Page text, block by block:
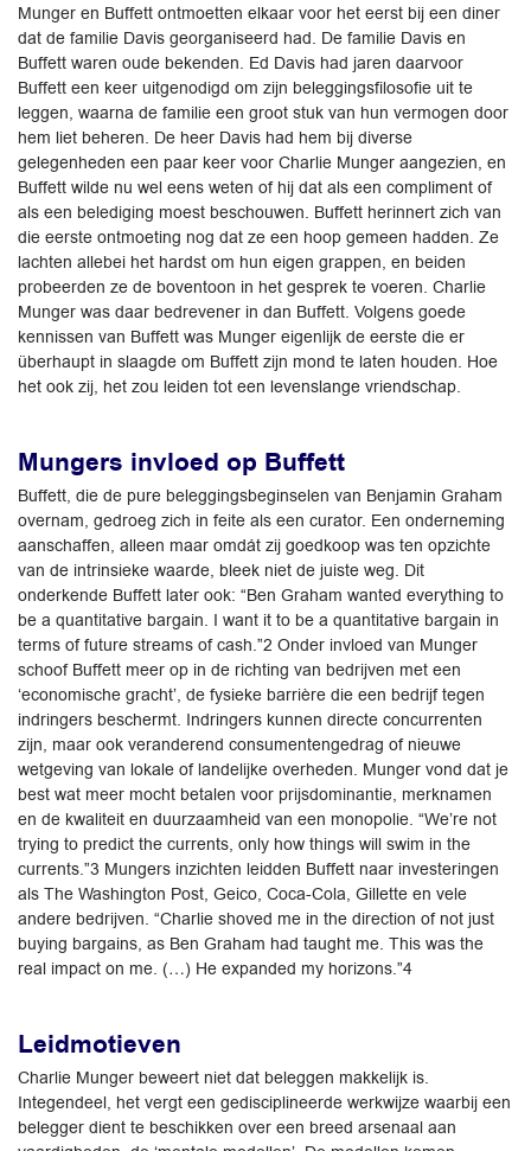
Munger en Buffett ontmoetten elkaar voor het eerst bij een diner
dat de familie Davis georganiseerd had. De familie Davis en
Buffett waren oude bekenden. Ed Davis had jaren daarvoor
Buffett een keer uitgenodigd om zijn beleggingsfilosofie uit te
leggen, waarna de familie een groot stuk van hun vermogen door
hem liet beheren. De heer Davis had hem bij diverse
gelegenheden een paar keer voor Charlie Munger aangezien, en
Buffett wilde nu wel eens weten of hij dat als een compliment of
als een belediging moest beschouwen. Buffett herinnert zich van
die eerste ontmoeting nog dat ze een hoop gemeen hadden. Ze
lachten allebei het hardst om hun eigen grappen, en beiden
probeerden ze de boventoon in het gesprek te voeren. Charlie
Munger was daar bedrevener in dan Buffett. Volgens goede
kennissen van Buffett was Munger eigenlijk de eerste die er
überhaupt in slaagde om Buffett zijn mond te laten houden. Hoe
het ook zij, het zou leiden tot een levenslange vriendschap.
Mungers invloed op Buffett
Buffett, die de pure beleggingsbeginselen van Benjamin Graham
overnam, gedroeg zich in feite als een curator. Een onderneming
aanschaffen, alleen maar omdát zij goedkoop was ten opzichte
van de intrinsieke waarde, bleek niet de juiste weg. Dit
onderkende Buffett later ook: “Ben Graham wanted everything to
be a quantitative bargain. I want it to be a quantitative bargain in
terms of future streams of cash.”2 Onder invloed van Munger
schoof Buffett meer op in de richting van bedrijven met een
‘economische gracht’, de fysieke barrière die een bedrijf tegen
indringers beschermt. Indringers kunnen directe concurrenten
zijn, maar ook veranderend consumentengedrag of nieuwe
wetgeving van lokale of landelijke overheden. Munger vond dat je
best wat meer mocht betalen voor prijsdominantie, merknamen
en de kwaliteit en duurzaamheid van een monopolie. “We’re not
trying to predict the currents, only how things will swim in the
currents.”3 Mungers inzichten leidden Buffett naar investeringen
als The Washington Post, Geico, Coca-Cola, Gillette en vele
andere bedrijven. “Charlie shoved me in the direction of not just
buying bargains, as Ben Graham had taught me. This was the
real impact on me. (…) He expanded my horizons.”4
Leidmotieven
Charlie Munger beweert niet dat beleggen makkelijk is.
Integendeel, het vergt een gedisciplineerde werkwijze waarbij een
belegger dient te beschikken over een breed arsenaal aan